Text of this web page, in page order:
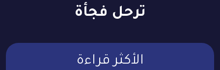
ترحل فجأة
الأكثر قراءة